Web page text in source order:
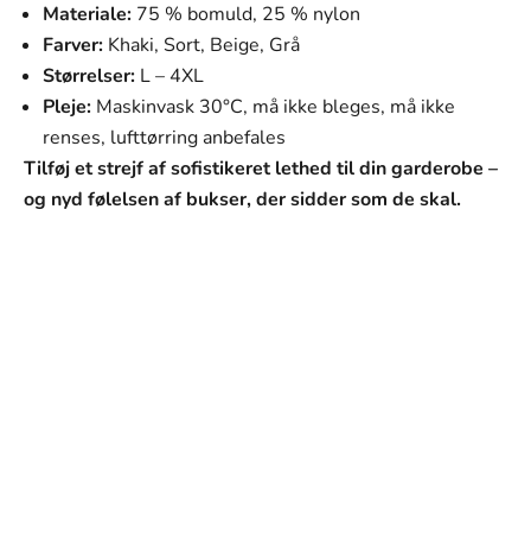
Materiale: 75 % bomuld, 25 % nylon
Farver: Khaki, Sort, Beige, Grå
Størrelser: L – 4XL
Pleje: Maskinvask 30°C, må ikke bleges, må ikke
renses, lufttørring anbefales
Tilføj et strejf af sofistikeret lethed til din garderobe –
og nyd følelsen af bukser, der sidder som de skal.